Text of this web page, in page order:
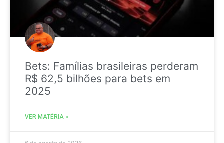
Bets: Famílias brasileiras perderam
R$ 62,5 bilhões para bets em
2025
VER MATÉRIA »